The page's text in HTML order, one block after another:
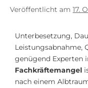
Veröffentlicht am 17.
Unterbesetzung,
Leistungsabnahme,
genügend Experten
Fachkräftemangel
nach einem